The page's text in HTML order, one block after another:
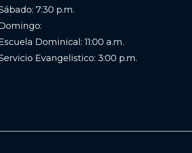
7:30 p.m.
Dominical: 11:00 a.m.
Evangelistico: 3:00 p.m.